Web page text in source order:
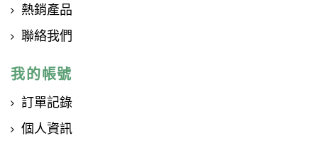
熱銷產品
聯絡我們
我的帳號
訂單記錄
個人資訊